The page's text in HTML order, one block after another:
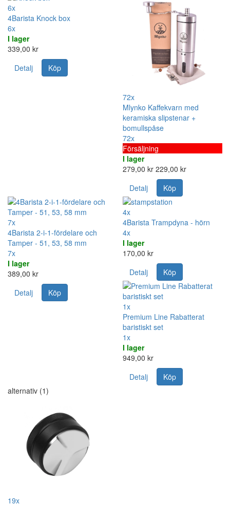
6x
4Barista Knock box
6x
I lager
339,00 kr
Detalj
Köp
72x
Mlynko Kaffekvarn med
keramiska slipstenar +
bomullspåse
72x
Försäljning
I lager
279,00 kr 229,00 kr
Detalj
Köp
7x
4Barista 2-i-1-fördelare och
Tamper - 51, 53, 58 mm
7x
I lager
389,00 kr
Detalj
Köp
4x
4Barista Trampdyna - hörn
4x
I lager
170,00 kr
Detalj
Köp
1x
Premium Line Rabatterat
baristiskt set
1x
I lager
949,00 kr
Detalj
Köp
alternativ (1)
19x